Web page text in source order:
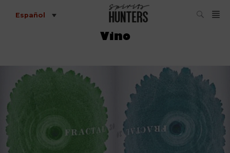
Español
Vino